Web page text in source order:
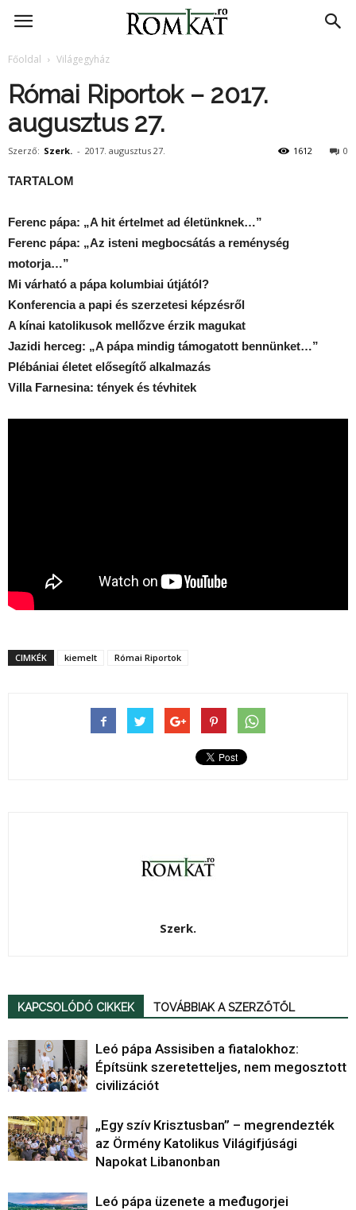
RomKat.ro
Főoldal Világegyház
Római Riportok – 2017.
augusztus 27.
Szerző: Szerk. - 2017. augusztus 27. 0
1612
TARTALOM
Ferenc pápa: „A hit értelmet ad életünknek…”
Ferenc pápa: „Az isteni megbocsátás a reménység
motorja…”
Mi várható a pápa kolumbiai útjától?
Konferencia a papi és szerzetesi képzésről
A kínai katolikusok mellőzve érzik magukat
Jazidi herceg: „A pápa mindig támogatott bennünket…”
Plébániai életet elősegítő alkalmazás
Villa Farnesina: tények és tévhitek
CIMKÉK kiemelt Római Riportok
Szerk.
KAPCSOLÓDÓ CIKKEK TOVÁBBIAK A SZERZŐTŐL
Leó pápa Assisiben a fiatalokhoz:
Építsünk szeretetteljes, nem megosztott
civilizációt
„Egy szív Krisztusban” – megrendezték
az Örmény Katolikus Világifjúsági
Napokat Libanonban
Leó pápa üzenete a međugorjei